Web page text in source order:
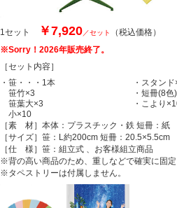
1セット ￥7,920／セット
（税込価格）
※Sorry！2026年販売終了。
［セット内容］
・笹・・・1本
笹竹×3
笹葉大×3
小×10
・スタン
・短冊(8
・こより
［素 材］本体：プラスチック・鉄 短冊：紙
［サイズ］笹：L約200cm 短冊：20.5×5.5cm
［仕 様］笹：組立式 、お客様組立商品
※背の高い商品のため、重しなどで確実に固
※タペストリーは付属しません。